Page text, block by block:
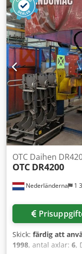
Nederländerna 1
OTC Daihen
OTC DR4200
Skick: färdig att
1998, antal axlar: 6,